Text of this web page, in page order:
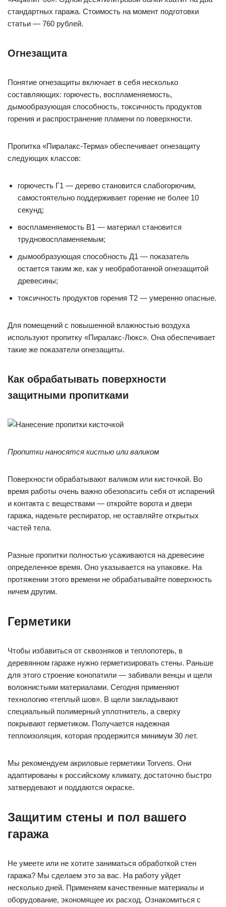
стандартных гаража. Стоимость на момент подготовки
статьи — 760 рублей.
Огнезащита
Понятие огнезащиты включает в себя несколько
составляющих: горючесть, воспламеняемость,
дымообразующая способность, токсичность продуктов
горения и распространение пламени по поверхности.
Пропитка «Пиралакс-Терма» обеспечивает огнезащиту
следующих классов:
горючесть Г1 — дерево становится слабогорючим,
самостоятельно поддерживает горение не более 10
секунд;
воспламеняемость В1 — материал становится
трудновоспламеняемым;
дымообразующая способность Д1 — показатель
остается таким же, как у необработанной огнезащитой
древесины;
токсичность продуктов горения Т2 — умеренно опасные.
Для помещений с повышенной влажностью воздуха
используют пропитку «Пиралакс-Люкс». Она обеспечивает
такие же показатели огнезащиты.
Как обрабатывать поверхности
защитными пропитками
Пропитки наносятся кистью или валиком
Поверхности обрабатывают валиком или кисточкой. Во
время работы очень важно обезопасить себя от испарений
и контакта с веществами — откройте ворота и двери
гаража, наденьте респиратор, не оставляйте открытых
частей тела.
Разные пропитки полностью усаживаются на древесине
определенное время. Оно указывается на упаковке. На
протяжении этого времени не обрабатывайте поверхность
ничем другим.
Герметики
Чтобы избавиться от сквозняков и теплопотерь, в
деревянном гараже нужно герметизировать стены. Раньше
для этого строение конопатили — забивали венцы и щели
волокнистыми материалами. Сегодня применяют
технологию «теплый шов». В щели закладывают
специальный полимерный уплотнитель, а сверху
покрывают герметиком. Получается надежная
теплоизоляция, которая продержится минимум 30 лет.
Мы рекомендуем акриловые герметики Torvens. Они
адаптированы к российскому климату, достаточно быстро
затвердевают и поддаются окраске.
Защитим стены и пол вашего
гаража
Не умеете или не хотите заниматься обработкой стен
гаража? Мы сделаем это за вас. На работу уйдет
несколько дней. Применяем качественные материалы и
оборудование, экономящее их расход. Ознакомиться с